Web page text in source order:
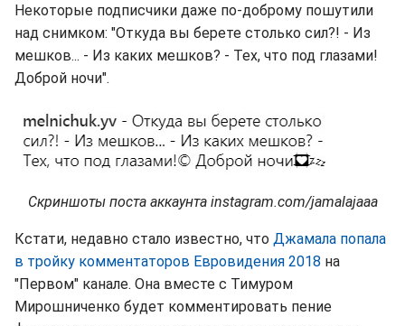
Некоторые подписчики даже по-доброму пошутили
над снимком: "Откуда вы берете столько сил?! - Из
мешков... - Из каких мешков? - Тех, что под глазами!
Доброй ночи".
Скриншоты поста аккаунта instagram.com/jamalajaaa
Кстати, недавно стало известно, что Джамала попала
в тройку комментаторов Евровидения 2018 на
"Первом" канале. Она вместе с Тимуром
Мирошниченко будет комментировать пение